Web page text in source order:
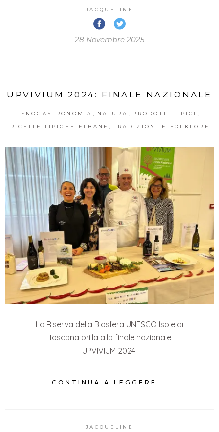
JACQUELINE
28 Novembre 2025
UPVIVIUM 2024: FINALE NAZIONALE
ENOGASTRONOMIA NATURA PRODOTTI TIPICI
RICETTE TIPICHE ELBANE TRADIZIONI E FOLKLORE
La Riserva della Biosfera UNESCO Isole di
Toscana brilla alla finale nazionale
UPVIVIUM 2024.
CONTINUA A LEGGERE...
JACQUELINE